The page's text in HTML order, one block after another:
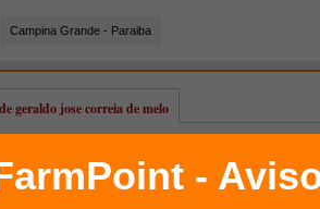
Campina Grande - Paraiba